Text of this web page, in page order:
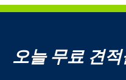
오늘 무료 견